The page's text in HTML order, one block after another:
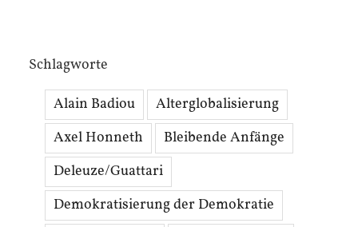
Schlagworte
Alain Badiou
Alterglobalisierung
Axel Honneth
Bleibende Anfänge
Deleuze/Guattari
Demokratisierung der Demokratie